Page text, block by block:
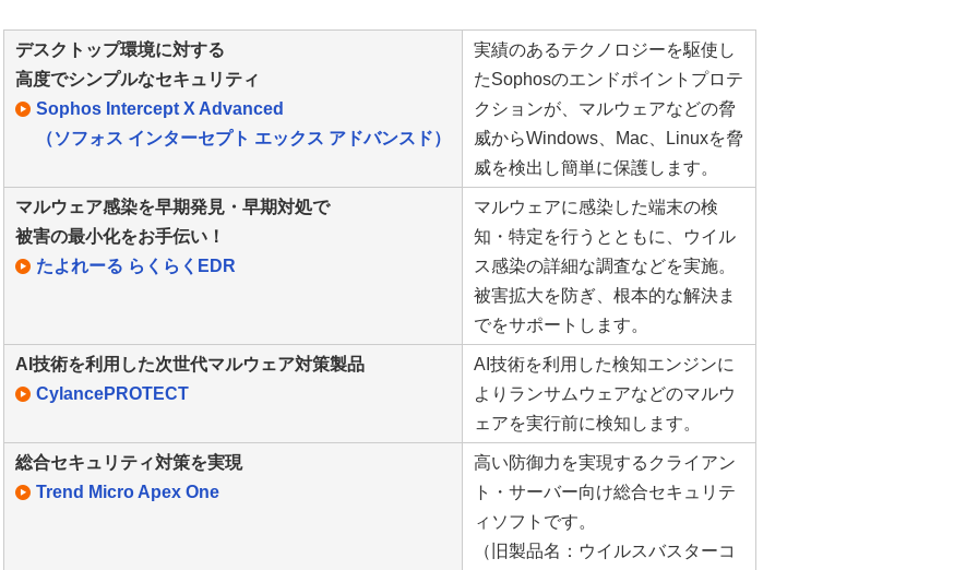
デスクトップ環境に対する
高度でシンプルなセキュリティ
Sophos Intercept X Advanced
（ソフォス インターセプト エックス アドバンスド）
実績のあるテクノロジーを駆使し
たSophosのエンドポイントプロテ
クションが、マルウェアなどの脅
威からWindows、Mac、Linuxを脅
威を検出し簡単に保護します。
マルウェア感染を早期発見・早期対処で
被害の最小化をお手伝い！
たよれーる らくらくEDR
マルウェアに感染した端末の検
知・特定を行うとともに、ウイル
ス感染の詳細な調査などを実施。
被害拡大を防ぎ、根本的な解決ま
でをサポートします。
AI技術を利用した次世代マルウェア対策製品
CylancePROTECT
AI技術を利用した検知エンジンに
よりランサムウェアなどのマルウ
ェアを実行前に検知します。
総合セキュリティ対策を実現
Trend Micro Apex One
高い防御力を実現するクライアン
ト・サーバー向け総合セキュリテ
ィソフトです。
（旧製品名：ウイルスバスターコ